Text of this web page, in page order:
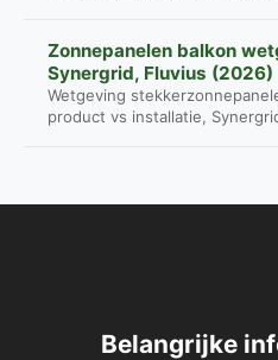
Zonnepanelen balkon
Synergrid, Fluvius (2026)
Wetgeving
product vs installatie,
Belangrijke